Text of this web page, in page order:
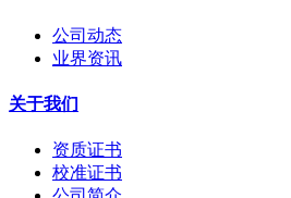
公司动态
业界资讯
关于我们
资质证书
校准证书